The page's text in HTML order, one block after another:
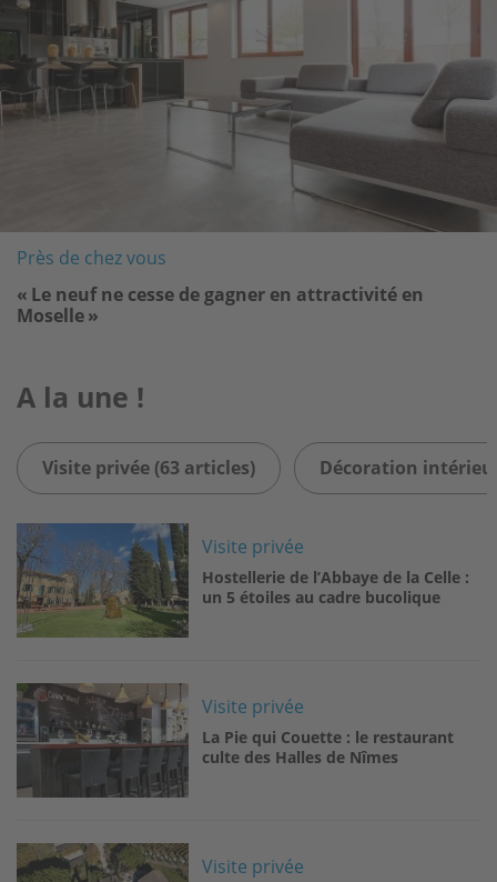
Près de chez vous
« Le neuf ne cesse de gagner en attractivité en
Moselle »
A la une !
Visite privée (63 articles) Décoration
Image
Visite privée
Hostellerie de l’Abbaye de la Celle :
un 5 étoiles au cadre bucolique
Image
Visite privée
La Pie qui Couette : le restaurant
culte des Halles de Nîmes
Image
Visite privée